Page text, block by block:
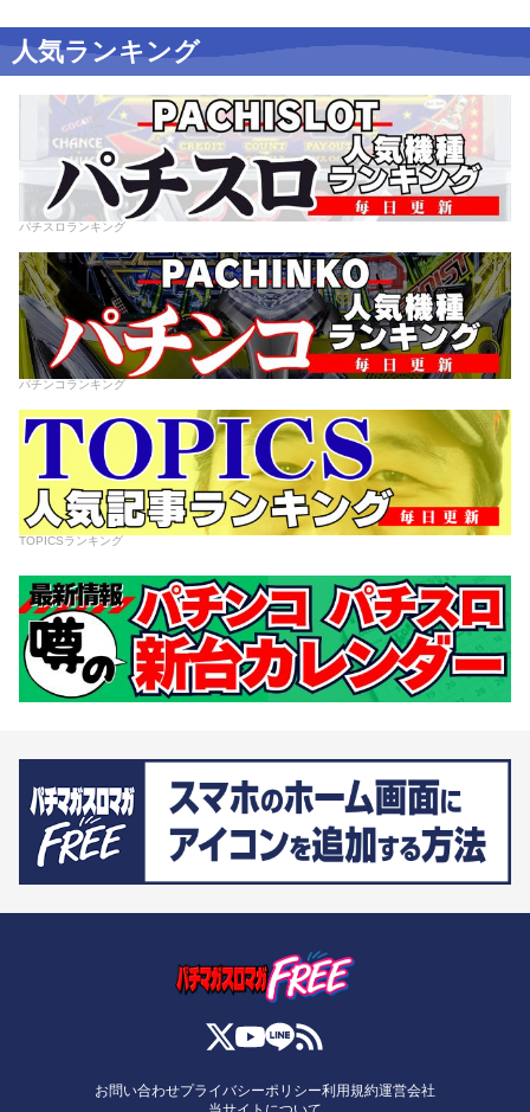
人気ランキング
パチスロランキング
パチンコランキング
TOPICSランキング
お問い合わせプライバシーポリシー利用規約運営会社